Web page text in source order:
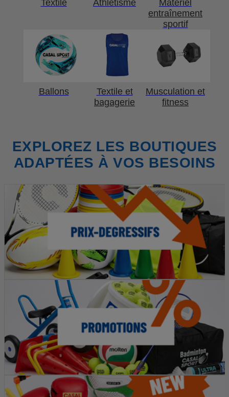
Textile Athlétisme
Matériel
entraînement
sportif
Ballons
Textile et
bagagerie
Musculation et
fitness
EXPLOREZ LES BOUTIQUES
ADAPTÉES À VOS BESOINS